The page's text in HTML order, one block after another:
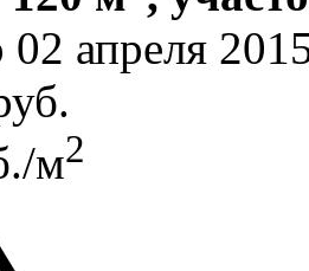
02 апреля
м2